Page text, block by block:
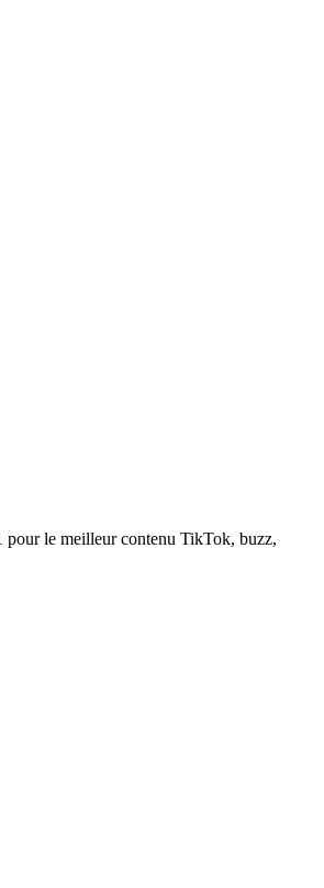
pour le meilleur contenu TikTok, buzz,